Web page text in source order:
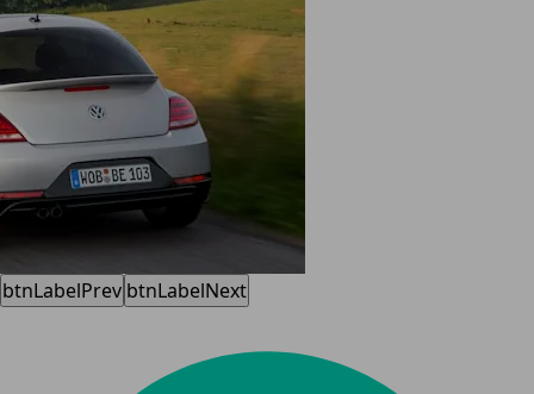
btnLabelPrev btnLabelNext